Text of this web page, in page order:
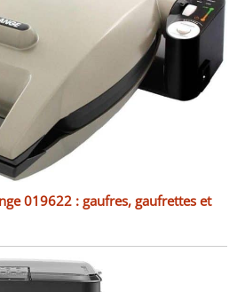
019622 : gaufres, gaufrettes et